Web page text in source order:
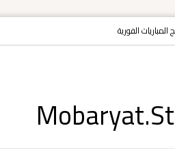
المباريات الفورية